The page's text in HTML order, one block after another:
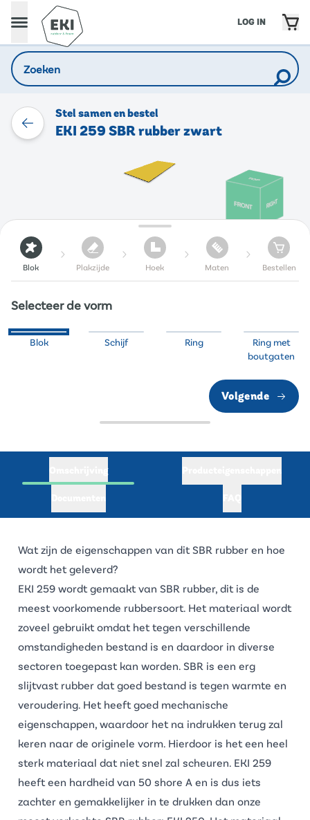
LOG IN
Stel samen en bestel
EKI 259 SBR rubber zwart
Blok Plakzijde Hoek Maten Bestellen
Selecteer de vorm
Blok Schijf Ring
Ring met
boutgaten
Volgende
Wat zijn de eigenschappen van dit SBR rubber en hoe
wordt het geleverd?
EKI 259 wordt gemaakt van SBR rubber, dit is de
meest voorkomende rubbersoort. Het materiaal wordt
zoveel gebruikt omdat het tegen verschillende
omstandigheden bestand is en daardoor in diverse
sectoren toegepast kan worden. SBR is een erg
slijtvast rubber dat goed bestand is tegen warmte en
veroudering. Het heeft goed mechanische
eigenschappen, waardoor het na indrukken terug zal
keren naar de originele vorm. Hierdoor is het een heel
sterk materiaal dat niet snel zal scheuren. EKI 259
heeft een hardheid van 50 shore A en is dus iets
zachter en gemakkelijker in te drukken dan onze